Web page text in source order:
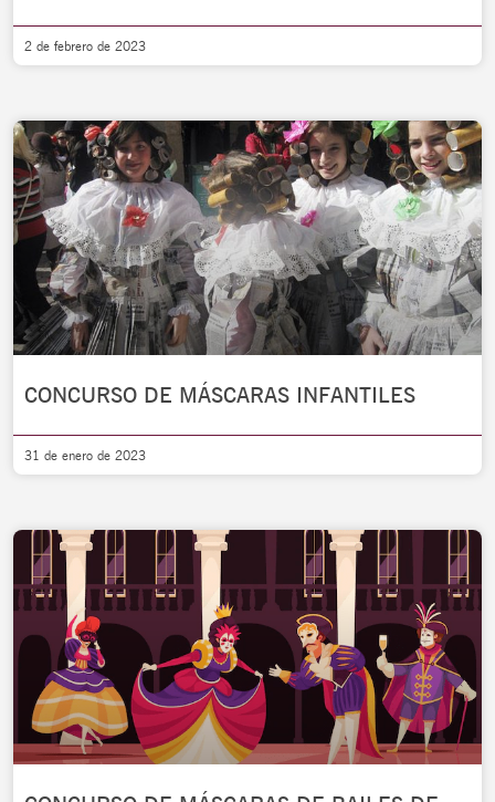
2 de febrero de 2023
CONCURSO DE MÁSCARAS INFANTILES
31 de enero de 2023